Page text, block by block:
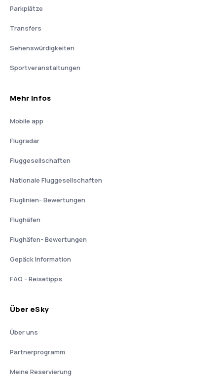
Parkplätze
Transfers
Sehenswürdigkeiten
Sportveranstaltungen
Mehr Infos
Mobile app
Flugradar
Fluggesellschaften
Nationale Fluggesellschaften
Fluglinien- Bewertungen
Flughäfen
Flughäfen- Bewertungen
Gepäck Information
FAQ - Reisetipps
Über eSky
Über uns
Partnerprogramm
Meine Reservierung